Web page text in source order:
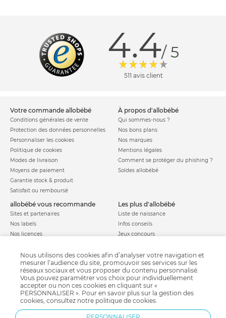
4.4/ 5
511 avis client
votre commande allobébé
Conditions générales de vente
Protection des données personnelles
Personnaliser les cookies
Politique de cookies
Modes de livraison
Moyens de paiement
Garantie stock & produit
Satisfait ou remboursé
à propos d'allobébé
Qui sommes-nous ?
Nos bons plans
Nos marques
Mentions légales
Comment se protéger du phishing ?
Soldes allobébé
allobébé vous recommande
Sites et partenaires
Nos labels
Nos licences
les plus d'allobébé
Liste de naissance
Infos conseils
Jeux concours
Parrainage
Paiement sécurisé
Charte qualité
Nous utilisons des cookies afin d’analyser votre navigation et
mesurer l’audience du site, promouvoir ses services sur les
réseaux sociaux et vous proposer du contenu personnalisé.
Vous pouvez paramétrer vos choix pour individuellement
accepter ou non ces cookies en cliquant sur «
PERSONNALISER ». Pour en savoir plus sur la gestion des
cookies, consultez notre politique de cookies.